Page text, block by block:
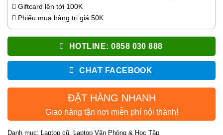
Giftcard lên tới 100K
Phiếu mua hàng trị giá 50K
HOTLINE: 0858 030 888
CHAT FACEBOOK
ĐẶT HÀNG NHANH
Giao hàng tận nơi miễn phí nội thành!
Danh mục: Laptop cũ
Laptop Văn Phòng & Học Tập